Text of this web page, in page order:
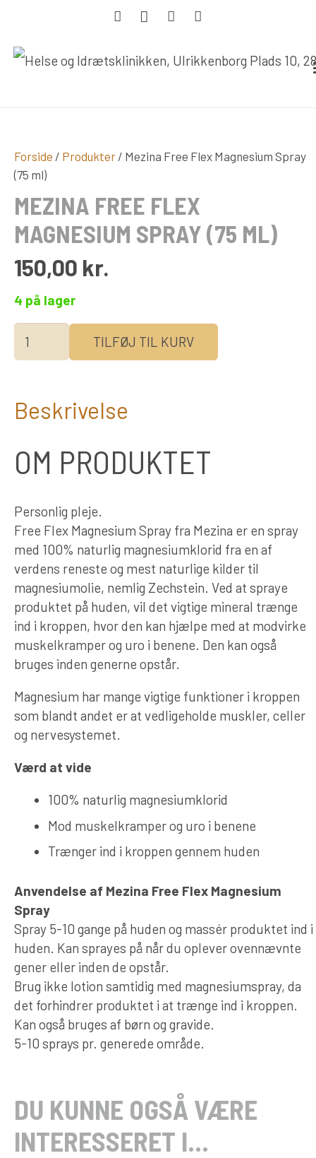
Forside / Produkter / Mezina Free Flex Magnesium Spray
(75 ml)
MEZINA FREE FLEX
MAGNESIUM SPRAY (75 ML)
150,00 kr.
4 på lager
Free
Spray
antal
TILFØJ TIL KURV
Beskrivelse
OM PRODUKTET
Personlig pleje.
Free Flex Magnesium Spray fra Mezina er en spray
med 100% naturlig magnesiumklorid fra en af
verdens reneste og mest naturlige kilder til
magnesiumolie, nemlig Zechstein. Ved at spraye
produktet på huden, vil det vigtige mineral trænge
ind i kroppen, hvor den kan hjælpe med at modvirke
muskelkramper og uro i benene. Den kan også
bruges inden generne opstår.
Magnesium har mange vigtige funktioner i kroppen
som blandt andet er at vedligeholde muskler, celler
og nervesystemet.
Værd at vide
100% naturlig magnesiumklorid
Mod muskelkramper og uro i benene
Trænger ind i kroppen gennem huden
Anvendelse af Mezina Free Flex Magnesium
Spray
Spray 5-10 gange på huden og massér produktet ind i
huden. Kan sprayes på når du oplever ovennævnte
gener eller inden de opstår.
Brug ikke lotion samtidig med magnesiumspray, da
det forhindrer produktet i at trænge ind i kroppen.
Kan også bruges af børn og gravide.
5-10 sprays pr. generede område.
DU KUNNE OGSÅ VÆRE
INTERESSERET I…